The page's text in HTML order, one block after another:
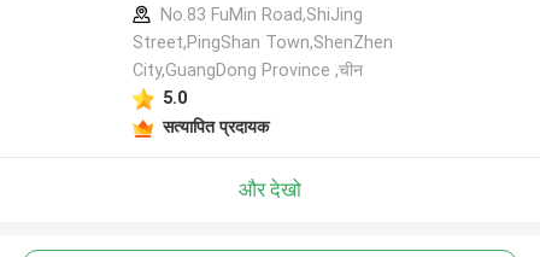
No.83 FuMin Road,ShiJing
Street,PingShan Town,ShenZhen
City,GuangDong Province ,चीन
5.0
सत्यापित प्रदायक
और देखो